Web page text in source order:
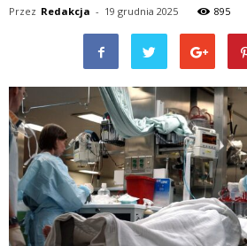
Przez Redakcja - 19 grudnia 2025 895